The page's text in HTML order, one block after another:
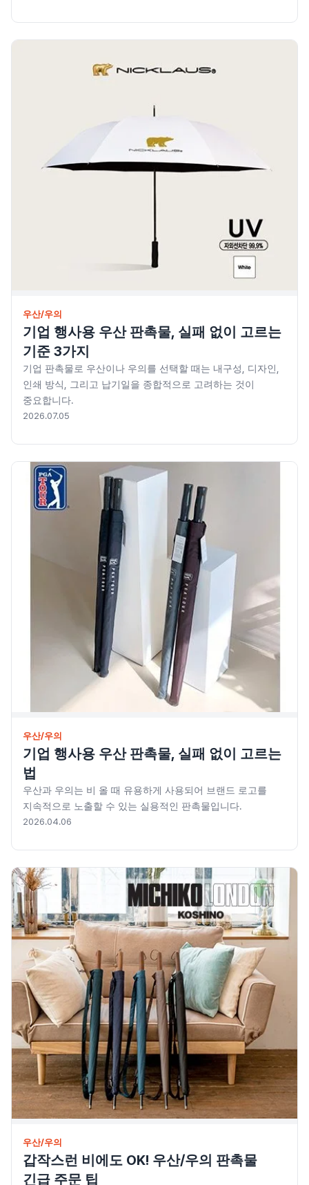
우산/우의
기업 행사용 우산 판촉물, 실패 없이 고르는
기준 3가지
기업 판촉물로 우산이나 우의를 선택할 때는 내구성, 디자인,
인쇄 방식, 그리고 납기일을 종합적으로 고려하는 것이
중요합니다.
2026.07.05
우산/우의
기업 행사용 우산 판촉물, 실패 없이 고르는
법
우산과 우의는 비 올 때 유용하게 사용되어 브랜드 로고를
지속적으로 노출할 수 있는 실용적인 판촉물입니다.
2026.04.06
우산/우의
갑작스런 비에도 OK! 우산/우의 판촉물
긴급 주문 팁